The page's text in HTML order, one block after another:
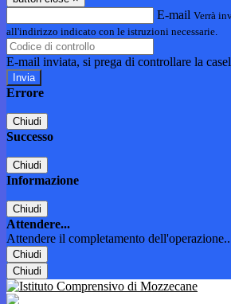
E-mail Verrà
all'indirizzo indicato con le istruzioni necessarie.
E-mail inviata, si prega di controllare la
Errore
Chiudi
Successo
Chiudi
Informazione
Chiudi
Attendere...
Attendere il completamento
Chiudi
Chiudi